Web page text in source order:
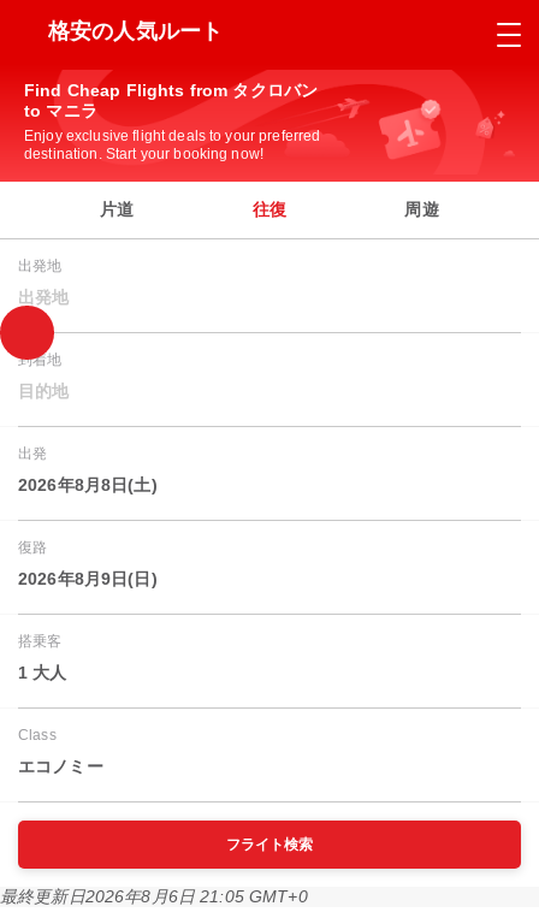
格安の人気ルート
Find Cheap Flights from タクロバン
to マニラ
Enjoy exclusive flight deals to your preferred
destination. Start your booking now!
片道 往復 周遊
出発地
出発地
到着地
目的地
出発
2026年8月8日(土)
復路
2026年8月9日(日)
搭乗客
1 大人
Class
エコノミー
フライト検索
最終更新日2026年8月6日 21:05 GMT+0